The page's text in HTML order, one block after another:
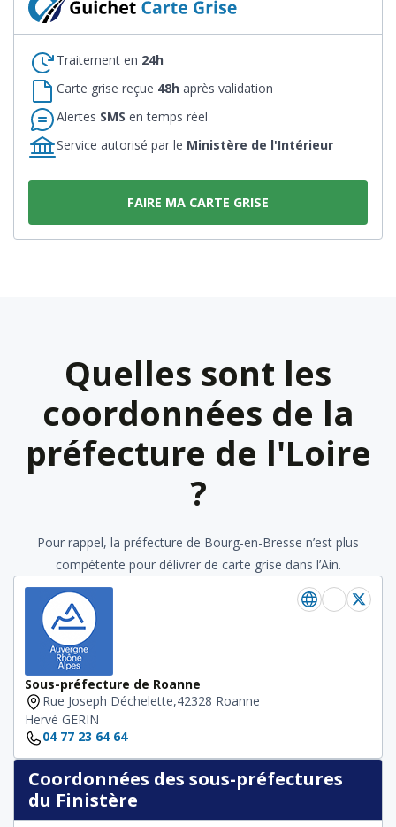
Traitement en 24h
Carte grise reçue 48h après validation
Alertes SMS en temps réel
Service autorisé par le Ministère de l'Intérieur
FAIRE MA CARTE GRISE
Quelles sont les
coordonnées de la
préfecture de l'Loire
?
Pour rappel, la préfecture de Bourg-en-Bresse n’est plus
compétente pour délivrer de carte grise dans l’Ain.
Sous-préfecture de Roanne
Rue Joseph Déchelette,42328 Roanne
Hervé GERIN
04 77 23 64 64
Coordonnées des sous-préfectures
du Finistère